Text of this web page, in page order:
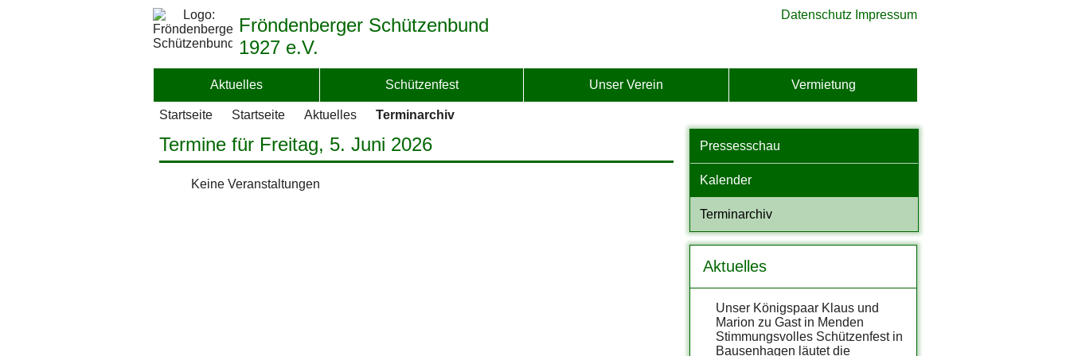
Fröndenberger Schützenbund
1927 e.V.
Aktuelles Schützenfest Unser Verein Vermietung
Datenschutz Impressum
Startseite Startseite Aktuelles Terminarchiv
Termine für Freitag, 5. Juni 2026
Keine Veranstaltungen
Pressesschau
Kalender
Terminarchiv
Aktuelles
Unser Königspaar Klaus und
Marion zu Gast in Menden
Stimmungsvolles Schützenfest in
Bausenhagen läutet die